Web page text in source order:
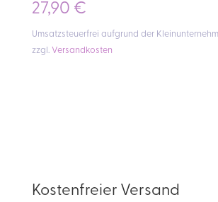
27,90 €
Umsatzsteuerfrei aufgrund der
zzgl. Versandkosten
Kostenfreier Versand